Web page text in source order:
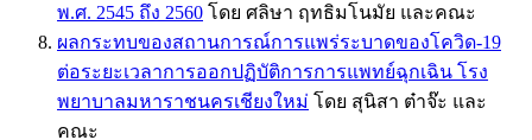
พ.ศ. 2545 ถึง 2560 โดย ศลิษา ฤทธิมโนมัย และคณะ
ผลกระทบของสถานการณ์การแพร่ระบาดของโควิด-19
ต่อระยะเวลาการออกปฏิบัติการการแพทย์ฉุกเฉิน โรง
พยาบาลมหาราชนครเชียงใหม่ โดย สุนิสา ต๋าจ๊ะ และ
คณะ